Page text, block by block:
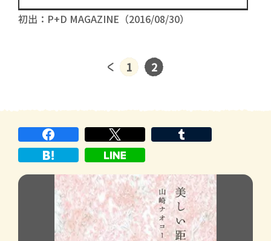
初出：P+D MAGAZINE（2016/08/30）
1 2